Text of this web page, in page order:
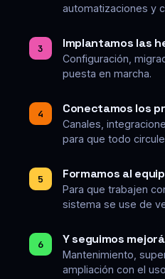
automatizaciones y
3 Implantamos las
Configuración,
puesta en marcha.
4 Conectamos los
Canales,
para que todo
5 Formamos al
Para que trabajen
sistema se use de
6 Y seguimos
Mantenimiento,
ampliación con el